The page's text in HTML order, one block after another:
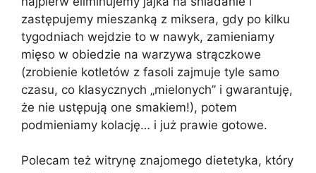
zastępujemy mieszanką z miksera, gdy po kilku
tygodniach wejdzie to w nawyk, zamieniamy
mięso w obiedzie na warzywa strączkowe
(zrobienie kotletów z fasoli zajmuje tyle samo
czasu, co klasycznych „mielonych” i gwarantuję,
że nie ustępują one smakiem!), potem
podmieniamy kolację… i już prawie gotowe.
Polecam też witrynę znajomego dietetyka, który